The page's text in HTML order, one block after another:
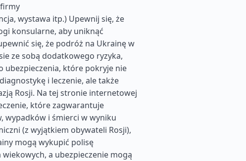
wystawa itp.) Upewnij się, że
konsularne, aby uniknąć
się, że podróż na Ukrainę w
ze sobą dodatkowego ryzyka,
ubezpieczenia, które pokryje nie
i leczenie, ale także
Rosji. Na tej stronie internetowej
które zagwarantuje
wypadków i śmierci w wyniku
(z wyjątkiem obywateli Rosji),
mogą wykupić polisę
a ubezpieczenie mogą